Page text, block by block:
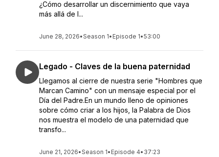
¿Cómo desarrollar un discernimiento que vaya
más allá de l...
June 28, 2026•Season 1• Episode 1•53:00
Legado - Claves de la buena paternidad
Llegamos al cierre de nuestra serie "Hombres que
Marcan Camino" con un mensaje especial por el
Día del Padre.En un mundo lleno de opiniones
sobre cómo criar a los hijos, la Palabra de Dios
nos muestra el modelo de una paternidad que
transfo...
June 21, 2026•Season 1• Episode 4• 37:23